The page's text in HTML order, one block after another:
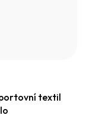
textil